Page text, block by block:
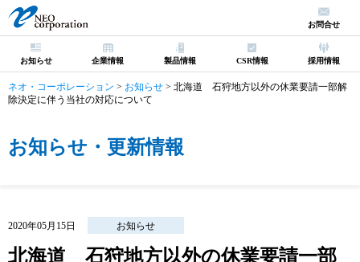
お知らせ 企業情報 製品情報 CSR情報 採用情報
お問合せ
ネオ・コーポレーション > お知らせ > 北海道 石狩地方以外の休業要請一部解
除決定に伴う当社の対応について
お知らせ・更新情報
2020年05月15日 お知らせ
北海道 石狩地方以外の休業要請一部